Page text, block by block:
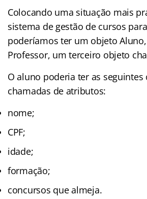
Colocando uma situação mais
sistema de gestão de cursos
poderíamos ter um objeto
Professor, um terceiro objeto
O aluno poderia ter as seguintes
chamadas de atributos:
nome;
CPF;
idade;
formação;
concursos que almeja.